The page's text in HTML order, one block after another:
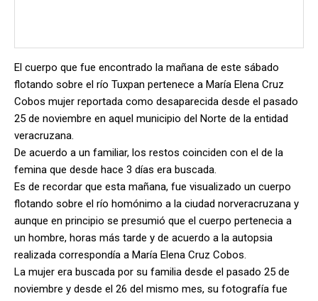
El cuerpo que fue encontrado la mañana de este sábado
flotando sobre el río Tuxpan pertenece a María Elena Cruz
Cobos mujer reportada como desaparecida desde el pasado
25 de noviembre en aquel municipio del Norte de la entidad
veracruzana.
De acuerdo a un familiar, los restos coinciden con el de la
femina que desde hace 3 días era buscada.
Es de recordar que esta mañana, fue visualizado un cuerpo
flotando sobre el río homónimo a la ciudad norveracruzana y
aunque en principio se presumió que el cuerpo pertenecia a
un hombre, horas más tarde y de acuerdo a la autopsia
realizada correspondía a María Elena Cruz Cobos.
La mujer era buscada por su familia desde el pasado 25 de
noviembre y desde el 26 del mismo mes, su fotografía fue